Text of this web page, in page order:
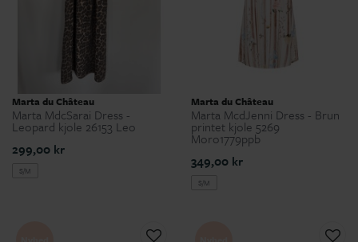
Marta du Château
Marta MdcSarai Dress -
Leopard kjole 26153 Leo
299,00 kr
S/M
Marta du Château
Marta McdJenni Dress - Brun
printet kjole 5269
Moro1779ppb
349,00 kr
S/M